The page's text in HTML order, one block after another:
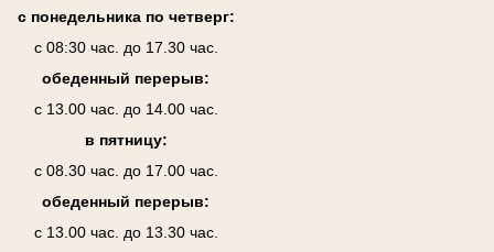
с понедельника по четверг:
с 08:30 час. до 17.30 час.
обеденный перерыв:
с 13.00 час. до 14.00 час.
в пятницу:
с 08.30 час. до 17.00 час.
обеденный перерыв:
с 13.00 час. до 13.30 час.